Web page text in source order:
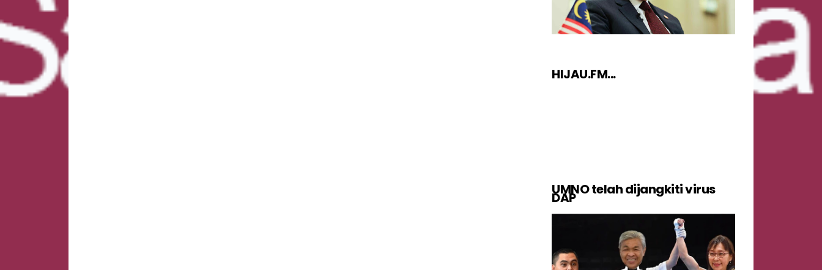
HIJAU.FM...
UMNO telah dijangkiti virus
DAP